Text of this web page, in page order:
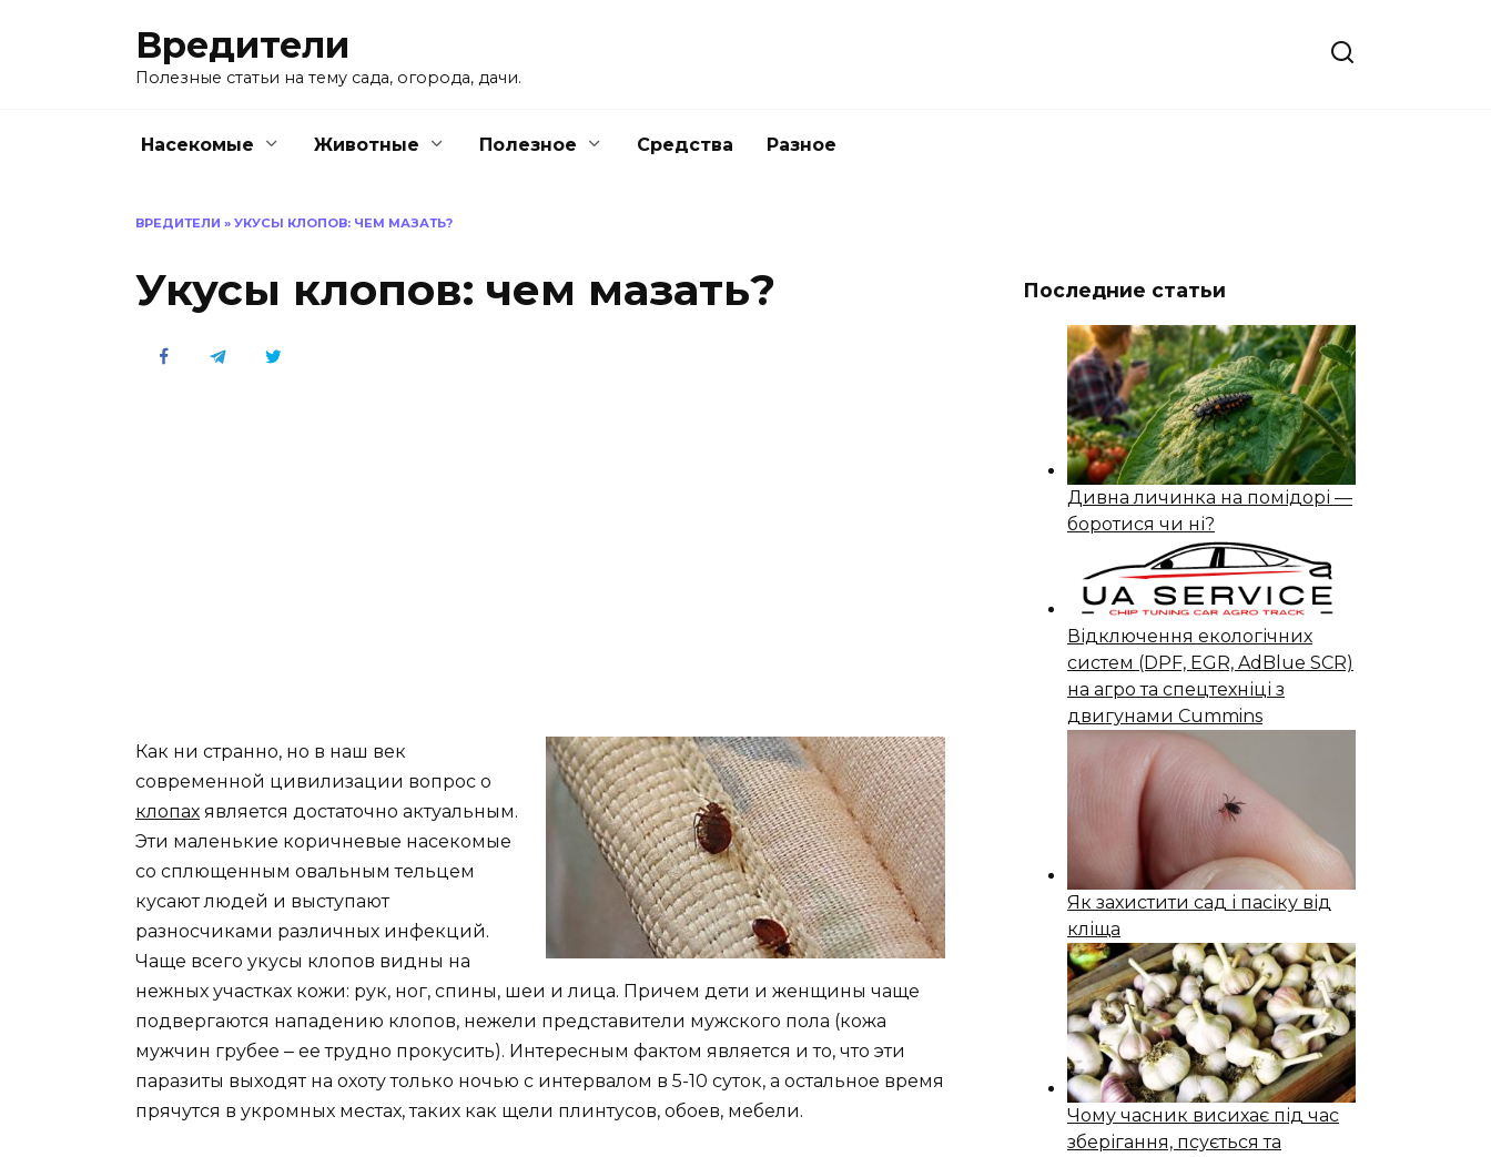
Вредители
Полезные статьи на тему сада, огорода, дачи.
Насекомые Животные Полезное Средства Разное
ВРЕДИТЕЛИ » УКУСЫ КЛОПОВ: ЧЕМ МАЗАТЬ?
Укусы клопов: чем мазать?
Как ни странно, но в наш век
современной цивилизации вопрос о
клопах является достаточно актуальным.
Эти маленькие коричневые насекомые
со сплющенным овальным тельцем
кусают людей и выступают
разносчиками различных инфекций.
Чаще всего укусы клопов видны на
нежных участках кожи: рук, ног, спины, шеи и лица. Причем дети и женщины чаще
подвергаются нападению клопов, нежели представители мужского пола (кожа
мужчин грубее ‒ ее трудно прокусить). Интересным фактом является и то, что эти
паразиты выходят на охоту только ночью с интервалом в 5-10 суток, а остальное время
прячутся в укромных местах, таких как щели плинтусов, обоев, мебели.
Последние статьи
Дивна личинка на помідорі —
боротися чи ні?
Відключення екологічних
систем (DPF, EGR, AdBlue SCR)
на агро та спецтехніці з
двигунами Cummins
Як захистити сад і пасіку від
кліща
Чому часник висихає під час
зберігання, псується та